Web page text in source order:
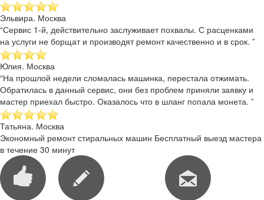
Эльвира. Москва
“Сервис 1-й, действительно заслуживает похвалы. С расценками
на услуги не борщат и производят ремонт качественно и в срок. ”
Юлия. Москва
“На прошлой недели сломалась машинка, перестала отжимать.
Обратилась в данный сервис, они без проблем приняли заявку и
мастер приехал быстро. Оказалось что в шланг попала монета. ”
Татьяна. Москва
Экономный ремонт стиральных машин Бесплатный выезд мастера
в течение 30 минут